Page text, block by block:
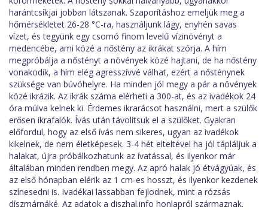
harántcsíkjai jobban látszanak. Szaporításhoz emeljük meg a
hőmérsékletet 26-28 °C-ra, használjunk lágy, enyhén savas
vízet, és tegyünk egy csomó finom levelű vízinövényt a
medencébe, ami közé a nőstény az ikrákat szórja. A hím
megpróbálja a nőstényt a növények közé hajtani, de ha nőstény
vonakodik, a hím elég agresszívvé válhat, ezért a nősténynek
szüksége van búvóhelyre. Ha minden jól megy a pár a növények
közé ikrázik. Az ikrák száma elérheti a 300-at, és az ivadékok 24
óra múlva kelnek ki. Érdemes ikrarácsot használni, mert a szülők
erősen ikrafalók. Ívás után távolítsuk el a szülőket. Gyakran
előfordul, hogy az első ívás nem sikeres, ugyan az ivadékok
kikelnek, de nem életképesek. 3-4 hét elteltével ha jól tápláljuk a
halakat, újra próbálkozhatunk az ívatással, és ilyenkor már
általában minden rendben megy. Az apró halak jó étvágyúak, és
az első hónapban elérik az 1 cm-es hosszt, és ilyenkor kezdenek
színesedni is. Ivadékai lassabban fejlodnek, mint a rózsás
díszmárnáké. Az adatok a diszhal.info honlapról származnak.